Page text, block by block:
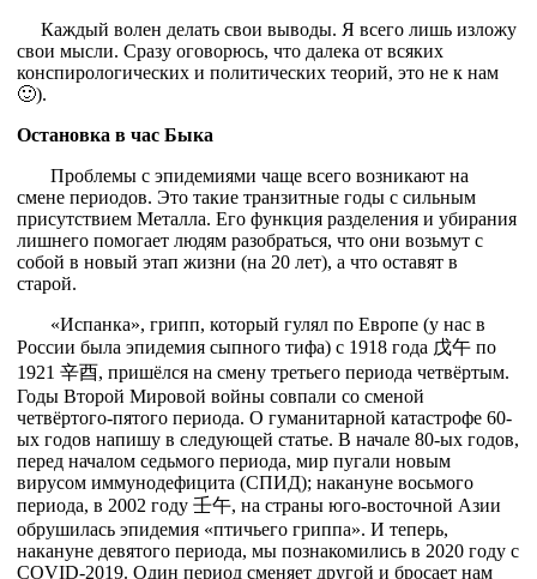
Каждый волен делать свои выводы. Я всего лишь изложу
свои мысли. Сразу оговорюсь, что далека от всяких
конспирологических и политических теорий, это не к нам
🙂).
Остановка в час Быка
Проблемы с эпидемиями чаще всего возникают на
смене периодов. Это такие транзитные годы с сильным
присутствием Металла. Его функция разделения и убирания
лишнего помогает людям разобраться, что они возьмут с
собой в новый этап жизни (на 20 лет), а что оставят в
старой.
«Испанка», грипп, который гулял по Европе (у нас в
России была эпидемия сыпного тифа) с 1918 года 戊午 по
1921 辛酉, пришёлся на смену третьего периода четвёртым.
Годы Второй Мировой войны совпали со сменой
четвёртого-пятого периода. О гуманитарной катастрофе 60-
ых годов напишу в следующей статье. В начале 80-ых годов,
перед началом седьмого периода, мир пугали новым
вирусом иммунодефицита (СПИД); накануне восьмого
периода, в 2002 году 壬午, на страны юго-восточной Азии
обрушилась эпидемия «птичьего гриппа». И теперь,
накануне девятого периода, мы познакомились в 2020 году с
COVID-2019. Один период сменяет другой и бросает нам